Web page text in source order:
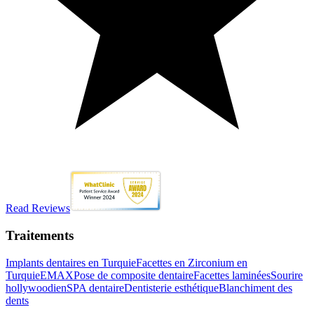
Read Reviews
Traitements
Implants dentaires en TurquieFacettes en Zirconium en
TurquieEMAXPose de composite dentaireFacettes laminéesSourire
hollywoodienSPA dentaireDentisterie esthétiqueBlanchiment des
dents